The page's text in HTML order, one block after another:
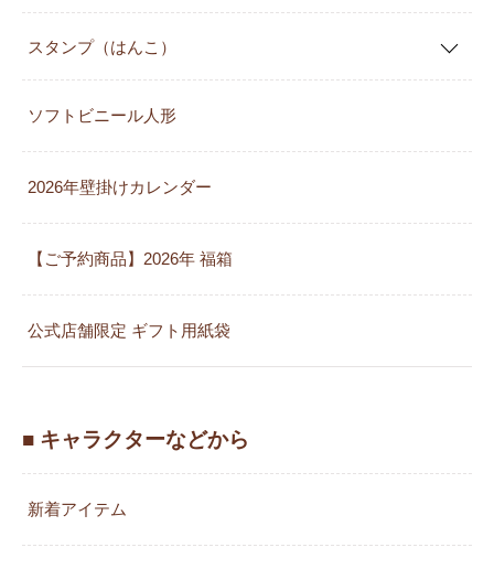
スタンプ（はんこ）
ソフトビニール人形
2026年壁掛けカレンダー
【ご予約商品】2026年 福箱
公式店舗限定 ギフト用紙袋
■ キャラクターなどから
新着アイテム